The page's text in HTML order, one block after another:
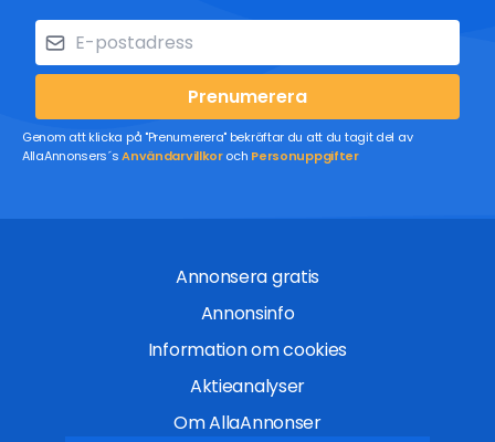
Prenumerera
Genom att klicka på "Prenumerera" bekräftar du att du tagit del av
AllaAnnonsers´sAnvändarvillkoroch Personuppgifter
Annonsera gratis
Annonsinfo
Information om cookies
Aktieanalyser
Om AllaAnnonser